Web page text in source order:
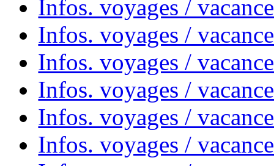
Infos. voyages /
Infos. voyages /
Infos. voyages /
Infos. voyages /
Infos. voyages /
Infos. voyages /